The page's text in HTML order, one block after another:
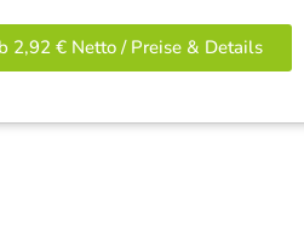
2,92 € Netto / Preise & Details